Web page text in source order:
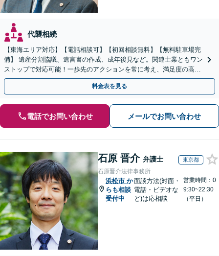
代襲相続
【東海エリア対応】【電話相談可】【初回相談無料】【無料駐車場完
備】 遺産分割協議、遺言書の作成、成年後見など。関連士業ともワン
ストップで対応可能！一歩先のアクションを常に考え、満足度の高い
解決を目指します
料金表を見る
電話でお問い合わせ メールでお問い合わせ
石原 晋介 弁護士 東京都
石原晋介法律事務所
浜松市 か
らも相談
受付中
面談方法(対面・
電話・ビデオな
ど)は応相談
営業時間：0
9:30~22:30
（平日）